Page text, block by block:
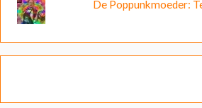
De Poppunkmoeder: